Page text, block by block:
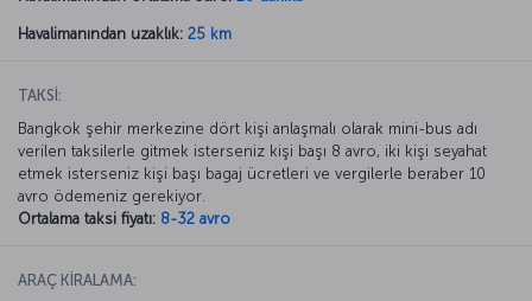
Havalimanından uzaklık: 25 km
TAKSİ:
Bangkok şehir merkezine dört kişi anlaşmalı olarak mini-bus adı
verilen taksilerle gitmek isterseniz kişi başı 8 avro, iki kişi seyahat
etmek isterseniz kişi başı bagaj ücretleri ve vergilerle beraber 10
avro ödemeniz gerekiyor.
Ortalama taksi fiyatı: 8-32 avro
ARAÇ KİRALAMA: